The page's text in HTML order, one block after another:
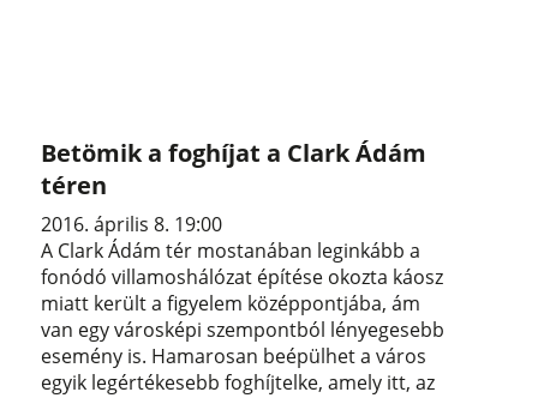
Betömik a foghíjat a Clark Ádám
téren
2016. április 8. 19:00
A Clark Ádám tér mostanában leginkább a
fonódó villamoshálózat építése okozta káosz
miatt került a figyelem középpontjába, ám
van egy városképi szempontból lényegesebb
esemény is. Hamarosan beépülhet a város
egyik legértékesebb foghíjtelke, amely itt, az